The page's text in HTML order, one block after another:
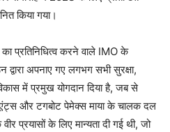
किया गया।
प्रतिनिधित्व करने वाले IMO के
अपनाए गए लगभग सभी सुरक्षा,
में प्रमुख योगदान दिया है, जब से
और टगबोट पेमेक्स माया के चालक दल
प्रयासों के लिए मान्यता दी गई थी, जो